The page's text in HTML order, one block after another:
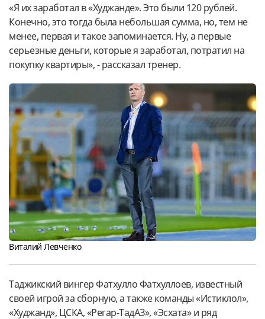
«Я их заработал в «Худжанде». Это были 120 рублей.
Конечно, это тогда была небольшая сумма, но, тем не
менее, первая и такое запоминается. Ну, а первые
серьезные деньги, которые я заработал, потратил на
покупку квартиры», - рассказал тренер.
Виталий Левченко
Таджикский вингер Фатхулло Фатхуллоев, известный
своей игрой за сборную, а также команды «Истиклол»,
«Худжанд», ЦСКА, «Регар-ТадАЗ», «Эсхата» и ряд